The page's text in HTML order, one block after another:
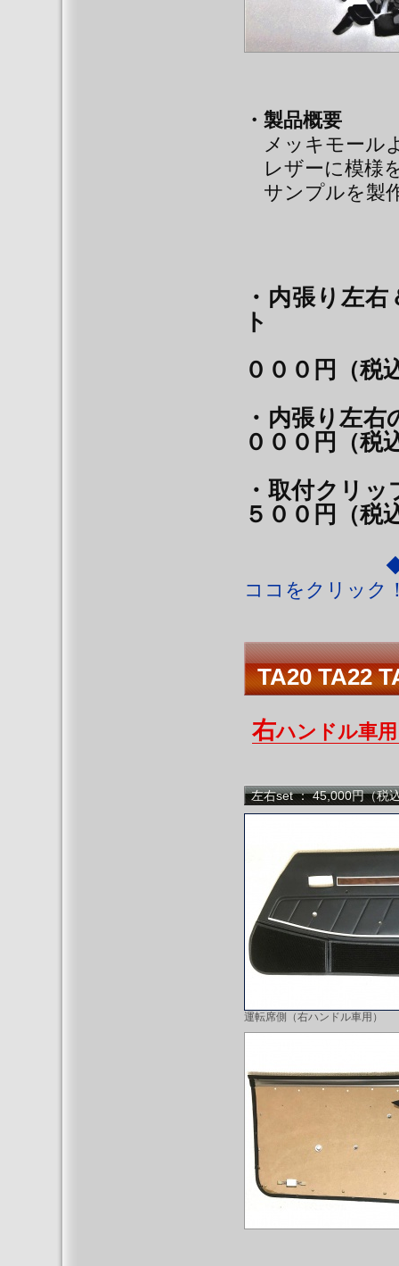
・製品概要
メッキモール
レザーに模様
サンプルを製
・内張り左
ト
０００円（税
・内
０００円（税
・取付クリ
５００円（税
◆◆ ココ
ココをクリッ
TA20 TA22
右ハンドル車
左右set ： 45,000円（税
運転席側（右ハンドル車用）